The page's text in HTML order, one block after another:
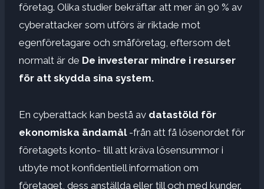
företag. Olika studier bekräftar att mer än 90 % av
cyberattacker som utförs är riktade mot
egenföretagare och småföretag, eftersom det
normalt är de De investerar mindre i resurser
för att skydda sina system.
En cyberattack kan bestå av datastöld för
ekonomiska ändamål-från att få lösenordet för
företagets konto- till att kräva lösensummor i
utbyte mot konfidentiell information om
företaget, dess anställda eller till och med kunder.